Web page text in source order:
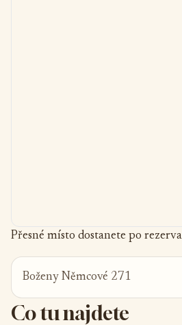
Přesné místo dostanete po
Boženy Němcové 271
Co tu najdete